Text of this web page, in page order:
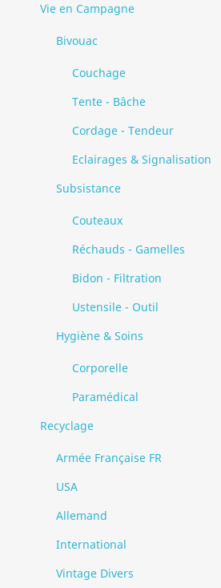
Vie en Campagne
Bivouac
Couchage
Tente - Bâche
Cordage - Tendeur
Eclairages & Signalisation
Subsistance
Couteaux
Réchauds - Gamelles
Bidon - Filtration
Ustensile - Outil
Hygiène & Soins
Corporelle
Paramédical
Recyclage
Armée Française FR
USA
Allemand
International
Vintage Divers